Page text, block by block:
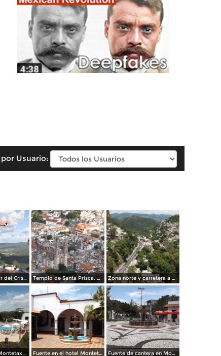
Usuario:
Vista del mirador del Cristo y la sierra de Taxco. Julio/2014 Templo de Santa Prisca. Julio/2014 Zona norte y carretera a México desde el teleférico. Julio/2014
Vista del Hotel Montetaxco. Julio/2014 Fuente en el hotel Montetaxco. Julio/2014 Fuente de cantera en Montetaxco. Julio/2014